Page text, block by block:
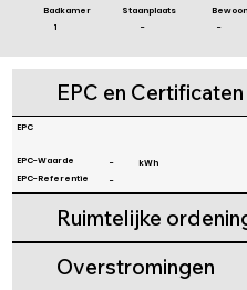
-
-
Staanplaats
1
Badkamer
EPC en Certificaten
EPC
EPC-Waarde
EPC-Referentie
-
-
kWh
Ruimtelijke
Overstromingen